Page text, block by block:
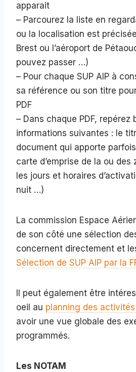
apparait
– Parcourez la liste en
ou la localisation est précisée
Brest ou l’aéroport de
pouvez passer …)
– Pour chaque SUP AIP à
sa référence ou son titre
PDF
– Dans chaque PDF, repérez
informations suivantes : le
document qui apporte
carte d’emprise de la ou des
les jours et horaires
nuit …)
La commission Espace
de son côté une sélection
concernent directement et
Sélection de SUP AIP par la
Il peut également être
oeil au planning des
avoir une vue globale des
programmés.
Les NOTAM